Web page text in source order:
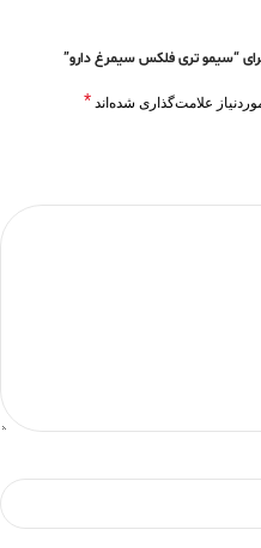
“سیمو تری فلکس سیمرغ دارو”
علامت‌گذاری شده‌اند *